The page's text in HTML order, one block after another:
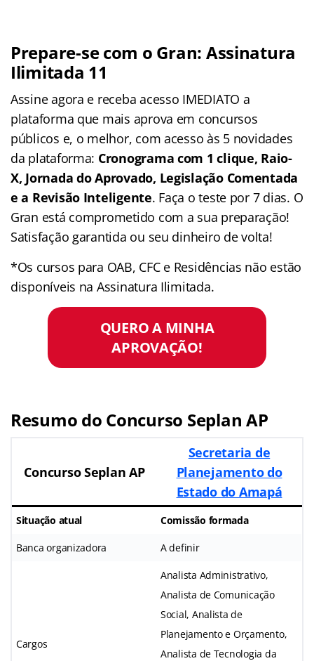
Prepare-se com o Gran: Assinatura
Ilimitada 11
Assine agora e receba acesso IMEDIATO a
plataforma que mais aprova em concursos
públicos e, o melhor, com acesso às 5 novidades
da plataforma: Cronograma com 1 clique, Raio-
X, Jornada do Aprovado, Legislação Comentada
e a Revisão Inteligente. Faça o teste por 7 dias. O
Gran está comprometido com a sua preparação!
Satisfação garantida ou seu dinheiro de volta!
*Os cursos para OAB, CFC e Residências não estão
disponíveis na Assinatura Ilimitada.
QUERO A MINHA
APROVAÇÃO!
Resumo do Concurso Seplan AP
Concurso Seplan AP
Secretaria de
Planejamento do
Estado do Amapá
Situação atual Comissão formada
Banca organizadora A definir
Cargos
Analista Administrativo,
Analista de Comunicação
Social, Analista de
Planejamento e Orçamento,
Analista de Tecnologia da